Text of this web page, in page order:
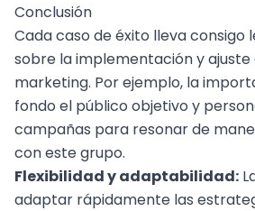
Conclusión
Cada caso de éxito lleva consigo
sobre la implementación y
marketing. Por ejemplo, la
fondo el público objetivo y
campañas para resonar de
con este grupo.
Flexibilidad y adaptabilidad:
adaptar rápidamente las